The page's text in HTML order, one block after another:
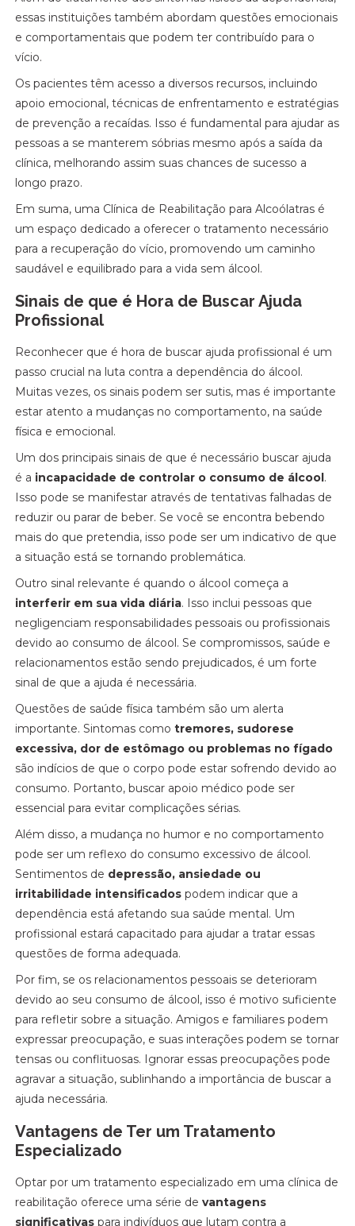
essas instituições também abordam questões emocionais
e comportamentais que podem ter contribuído para o
vício.
Os pacientes têm acesso a diversos recursos, incluindo
apoio emocional, técnicas de enfrentamento e estratégias
de prevenção a recaídas. Isso é fundamental para ajudar as
pessoas a se manterem sóbrias mesmo após a saída da
clínica, melhorando assim suas chances de sucesso a
longo prazo.
Em suma, uma Clínica de Reabilitação para Alcoólatras é
um espaço dedicado a oferecer o tratamento necessário
para a recuperação do vício, promovendo um caminho
saudável e equilibrado para a vida sem álcool.
Sinais de que é Hora de Buscar Ajuda
Profissional
Reconhecer que é hora de buscar ajuda profissional é um
passo crucial na luta contra a dependência do álcool.
Muitas vezes, os sinais podem ser sutis, mas é importante
estar atento a mudanças no comportamento, na saúde
física e emocional.
Um dos principais sinais de que é necessário buscar ajuda
é a incapacidade de controlar o consumo de álcool.
Isso pode se manifestar através de tentativas falhadas de
reduzir ou parar de beber. Se você se encontra bebendo
mais do que pretendia, isso pode ser um indicativo de que
a situação está se tornando problemática.
Outro sinal relevante é quando o álcool começa a
interferir em sua vida diária. Isso inclui pessoas que
negligenciam responsabilidades pessoais ou profissionais
devido ao consumo de álcool. Se compromissos, saúde e
relacionamentos estão sendo prejudicados, é um forte
sinal de que a ajuda é necessária.
Questões de saúde física também são um alerta
importante. Sintomas comotremores, sudorese
excessiva, dor de estômago ou problemas no fígado
são indícios de que o corpo pode estar sofrendo devido ao
consumo. Portanto, buscar apoio médico pode ser
essencial para evitar complicações sérias.
Além disso, a mudança no humor e no comportamento
pode ser um reflexo do consumo excessivo de álcool.
Sentimentos de depressão, ansiedade ou
irritabilidade intensificados podem indicar que a
dependência está afetando sua saúde mental. Um
profissional estará capacitado para ajudar a tratar essas
questões de forma adequada.
Por fim, se os relacionamentos pessoais se deterioram
devido ao seu consumo de álcool, isso é motivo suficiente
para refletir sobre a situação. Amigos e familiares podem
expressar preocupação, e suas interações podem se tornar
tensas ou conflituosas. Ignorar essas preocupações pode
agravar a situação, sublinhando a importância de buscar a
ajuda necessária.
Vantagens de Ter um Tratamento
Especializado
Optar por um tratamento especializado em uma clínica de
reabilitação oferece uma série devantagens
significativas para indivíduos que lutam contra a